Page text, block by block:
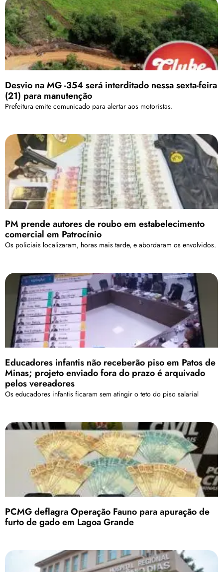
Desvio na MG -354 será interditado nessa sexta-feira
(21) para manutenção
Prefeitura emite comunicado para alertar aos motoristas.
PM prende autores de roubo em estabelecimento
comercial em Patrocínio
Os policiais localizaram, horas mais tarde, e abordaram os envolvidos.
Educadores infantis não receberão piso em Patos de
Minas; projeto enviado fora do prazo é arquivado
pelos vereadores
Os educadores infantis ficaram sem atingir o teto do piso salarial
PCMG deflagra Operação Fauno para apuração de
furto de gado em Lagoa Grande